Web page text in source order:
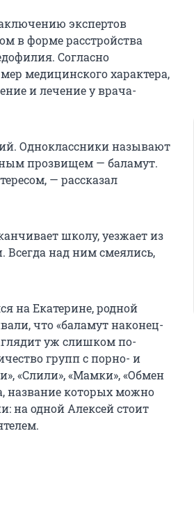
экспертов
в форме расстройства
Согласно
медицинского характера,
и лечение у врача-
Одноклассники называют
прозвищем — баламут.
— рассказал
школу, уезжает из
Всегда над ним смеялись,
на Екатерине, родной
что «баламут наконец-
уж слишком по-
групп с порно- и
«Слили», «Мамки», «Обмен
название которых можно
на одной Алексей стоит